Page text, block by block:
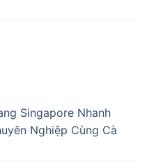
Singapore Nhanh
Nghiệp Cùng Cà